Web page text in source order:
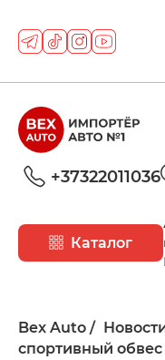
+37322011036
Каталог
Bex Auto
спортивный